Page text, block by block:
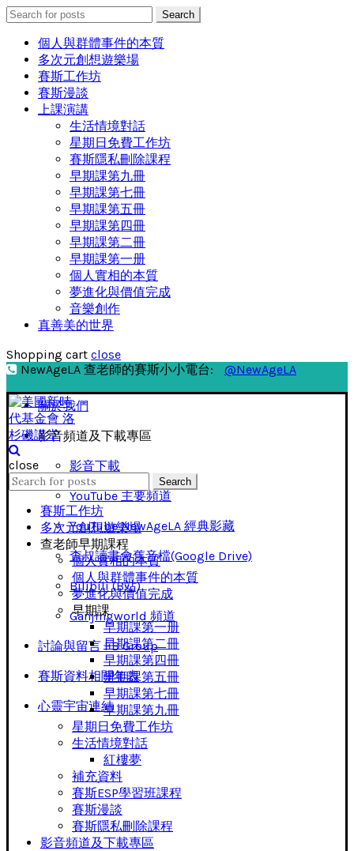
Search
for:
Search
個人與群體事件的本質
多次元創想遊樂場
賽斯工作坊
賽斯漫談
上課演講
生活情境對話
星期日免費工作坊
賽斯隱私刪除課程
早期課第九冊
早期課第七冊
早期課第五冊
早期課第四冊
早期課第二冊
早期課第一册
個人實相的本質
夢進化與價值完成
音樂創作
真善美的世界
Shopping cart close
NewAgeLA 查老師的賽斯小小電台:
@NewAgeLA
關於我們
影音頻道及下載專區
影音下載
YouTube 主要頻道
YouTube NewAgeLA 經典影藏
查叔讀書會舊音檔(Google Drive)
Bilibili (B站)
Ganjingworld 頻道
討論與留言 FB Group
賽斯資料相關年表
心靈宇宙連結
close
Search
for:
Search
賽斯工作坊
多次元創想遊樂場
查老師早期課程
個人實相的本質
個人與群體事件的本質
夢進化與價值完成
早期課
早期課第一册
早期課第二冊
早期課第四冊
早期課第五冊
早期課第七冊
早期課第九冊
星期日免費工作坊
生活情境對話
紅樓夢
補充資料
賽斯ESP學習班課程
賽斯漫談
賽斯隱私刪除課程
影音頻道及下載專區